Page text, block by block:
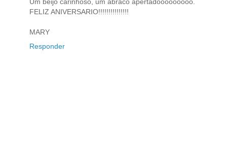
Um beijo carinhoso, um abraco apertadooooooooo.
FELIZ ANIVERSARIO!!!!!!!!!!!!!!!
MARY
Responder